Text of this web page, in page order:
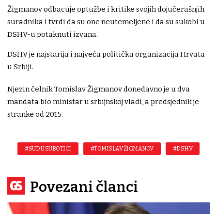
Žigmanov odbacuje optužbe i kritike svojih dojučerašnjih
suradnika i tvrdi da su one neutemeljene i da su sukobi u
DSHV-u potaknuti izvana.
DSHV je najstarija i najveća politička organizacija Hrvata
u Srbiji.
Njezin čelnik Tomislav Žigmanov donedavno je u dva
mandata bio ministar u srbijnskoj vladi, a predsjednik je
stranke od 2015.
#SUD U SUBOTICI #TOMISLAV ŽIGMANOV #DSHV
Povezani članci